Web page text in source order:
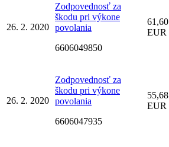
26. 2. 2020
Zodpovednosť za
škodu pri výkone
povolania
6606049850
61,60
EUR
26. 2. 2020
Zodpovednosť za
škodu pri výkone
povolania
6606047935
55,68
EUR